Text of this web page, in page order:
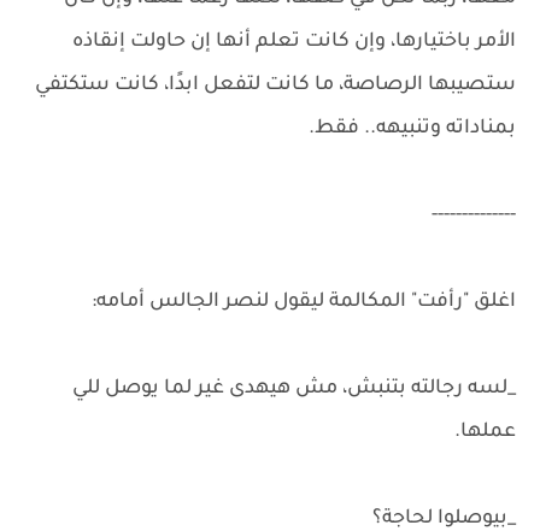
الأمر باختيارها، وإن كانت تعلم أنها إن حاولت إنقاذه
ستصيبها الرصاصة، ما كانت لتفعل ابدًا، كانت ستكتفي
بمناداته وتنبيهه.. فقط.
--------------
اغلق "رأفت" المكالمة ليقول لنصر الجالس أمامه:
_لسه رجالته بتنبش، مش هيهدى غير لما يوصل للي
عملها.
_بيوصلوا لحاجة؟